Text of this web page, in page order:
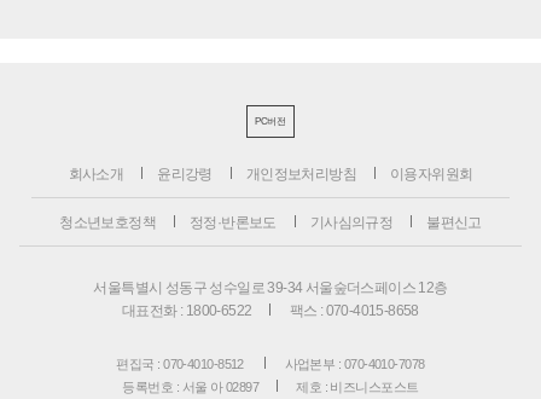
PC버전
회사소개 윤리강령 개인정보처리방침 이용자위원회
청소년보호정책 정정·반론보도 기사심의규정 불편신고
서울특별시 성동구 성수일로 39-34 서울숲더스페이스 12층
대표전화 : 1800-6522
팩스 : 070-4015-8658
편집국 : 070-4010-8512
사업본부 : 070-4010-7078
등록번호 : 서울 아 02897
제호 : 비즈니스포스트